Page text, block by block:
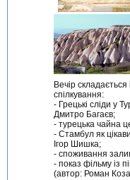
Вечір
спілкування:
- Грецькі сліди у
Дмитро Багаєв;
- турецька чайна
- Стамбул як
Ігор Шишка;
- споживання
- показ фільму із
(автор: Роман